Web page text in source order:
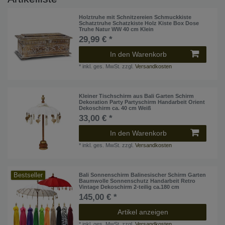
Holztruhe mit Schnitzereien Schmuckkiste
Schatztruhe Schatzkiste Holz Kiste Box Dose
Truhe Natur WW 40 cm Klein
29,99 € *
In den Warenkorb
* inkl. ges. MwSt. zzgl.Versandkosten
Kleiner Tischschirm aus Bali Garten Schirm
Dekoration Party Partyschirm Handarbeit Orient
Dekoschirm ca. 40 cm Weiß
33,00 € *
In den Warenkorb
* inkl. ges. MwSt. zzgl.Versandkosten
Bestseller
Bali Sonnenschirm Balinesischer Schirm Garten
Baumwolle Sonnenschutz Handarbeit Retro
Vintage Dekoschirm 2-teilig ca.180 cm
145,00 € *
Artikel anzeigen